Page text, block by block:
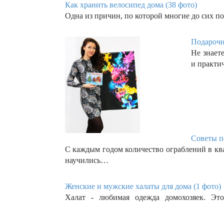
Как хранить велосипед дома (38 фото)
Одна из причин, по которой многие до сих
Не
и
Советы
С каждым годом количество ограблений в
научились…
Женские и мужские халаты для дома (1 фото)
Халат - любимая одежда домохозяек.